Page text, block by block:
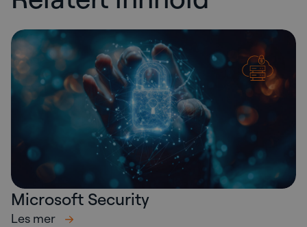
Microsoft Security
Les mer